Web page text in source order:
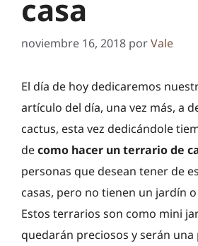
casa
noviembre 16, 2018 porVale
El día de hoy dedicaremos
artículo del día, una vez más, a
cactus, esta vez dedicándole
decomo hacer un terrario de
personas que desean tener de
casas, pero no tienen un jardín
Estos terrarios son como mini
quedarán preciosos y serán